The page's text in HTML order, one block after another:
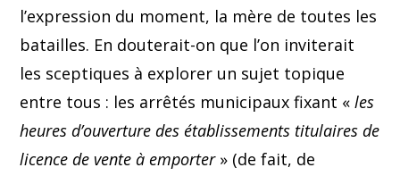
l’expression du moment, la mère de toutes les
batailles. En douterait-on que l’on inviterait
les sceptiques à explorer un sujet topique
entre tous : les arrêtés municipaux fixant «les
heures d’ouverture des établissements titulaires de
licence de vente à emporter» (de fait, de